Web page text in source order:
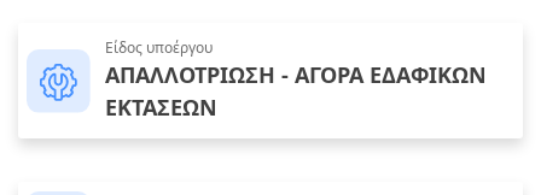
Είδος υποέργου
ΑΠΑΛΛΟΤΡΙΩΣΗ - ΑΓΟΡΑ ΕΔΑΦΙΚΩΝ
ΕΚΤΑΣΕΩΝ